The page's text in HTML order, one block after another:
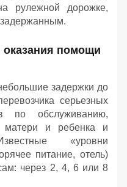
рулежной дорожке,
задержанным.
помощи
задержки до
серьезных
по обслуживанию,
матери и ребенка и
«уровни
питание, отель)
через 2, 4, 6 или 8